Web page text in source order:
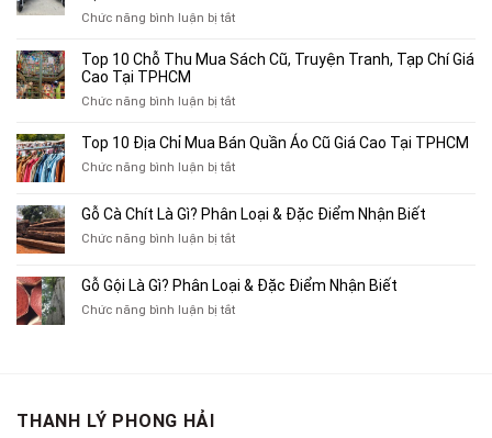
Chức năng bình luận bị tắtở
4
Bán
Xe
Cũ,
Xe
Cũ
TP.HCM
Top 10 Chỗ Thu Mua Sách Cũ, Truyện Tranh, Tạp Chí Giá
Cao Tại TPHCM
Chức năng bình luận bị tắtở
10
Thu
Sách
Tạp
Chí
Top 10 Địa Chỉ Mua Bán Quần Áo Cũ Giá Cao Tại TPHCM
Chức năng bình luận bị tắtở
Địa
Chỉ
Bán
Áo
Gỗ Cà Chít Là Gì? Phân Loại & Đặc Điểm Nhận Biết
Chức năng bình luận bị tắtở
Chít
Là
Gỗ Gội Là Gì? Phân Loại & Đặc Điểm Nhận Biết
Chức năng bình luận bị tắtở
THANH LÝ PHONG HẢI